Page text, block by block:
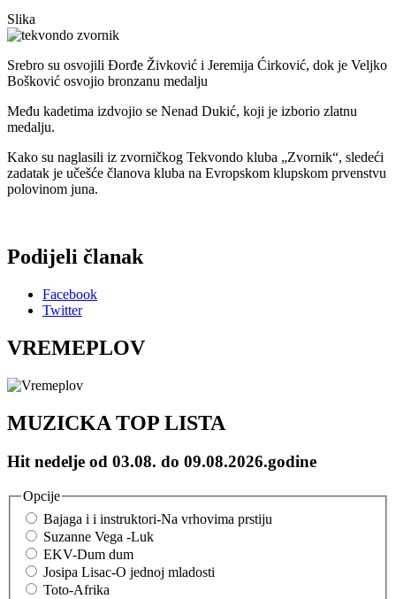
Slika
Srebro su osvojili Đorđe Živković i Jeremija Ćirković, dok je Veljko
Bošković osvojio bronzanu medalju
Među kadetima izdvojio se Nenad Dukić, koji je izborio zlatnu
medalju.
Kako su naglasili iz zvorničkog Tekvondo kluba „Zvornik“, sledeći
zadatak je učešće članova kluba na Evropskom klupskom prvenstvu
polovinom juna.
Podijeli članak
Facebook
Twitter
VREMEPLOV
MUZICKA TOP LISTA
Hit nedelje od 03.08. do 09.08.2026.godine
Opcije
Bajaga i i instruktori-Na vrhovima prstiju
Suzanne Vega -Luk
EKV-Dum dum
Josipa Lisac-O jednoj mladosti
Toto-Afrika